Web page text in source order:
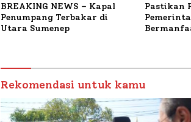
BREAKING NEWS – Kapal
Penumpang Terbakar di
Utara Sumenep
Pastikan
Petelur di
Rekomendasi untuk kamu